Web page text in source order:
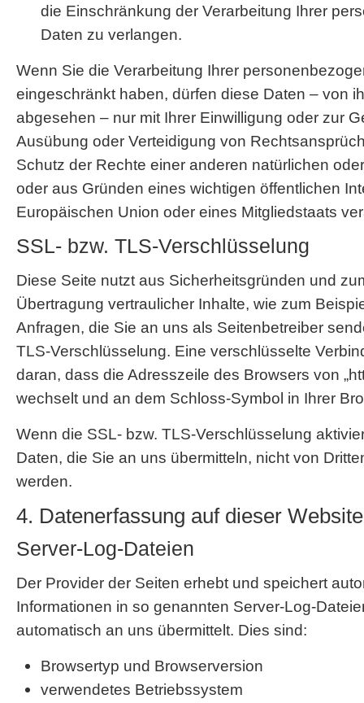
die Einschränkung der Verarbeitung Ihrer
Daten zu verlangen.
Wenn Sie die Verarbeitung Ihrer
eingeschränkt haben, dürfen diese Daten – von
abgesehen – nur mit Ihrer Einwilligung oder zur
Ausübung oder Verteidigung von
Schutz der Rechte einer anderen natürlichen
oder aus Gründen eines wichtigen öffentlichen
Europäischen Union oder eines Mitgliedstaats
SSL- bzw. TLS-Verschlüsselung
Diese Seite nutzt aus Sicherheitsgründen und
Übertragung vertraulicher Inhalte, wie zum
Anfragen, die Sie an uns als Seitenbetreiber
TLS-Verschlüsselung. Eine verschlüsselte
daran, dass die Adresszeile des Browsers von
wechselt und an dem Schloss-Symbol in Ihrer
Wenn die SSL- bzw. TLS-Verschlüsselung
Daten, die Sie an uns übermitteln, nicht von
werden.
4. Datenerfassung auf dieser Website
Server-Log-Dateien
Der Provider der Seiten erhebt und speichert
Informationen in so genannten Server-Log-
automatisch an uns übermittelt. Dies sind:
Browsertyp und Browserversion
verwendetes Betriebssystem